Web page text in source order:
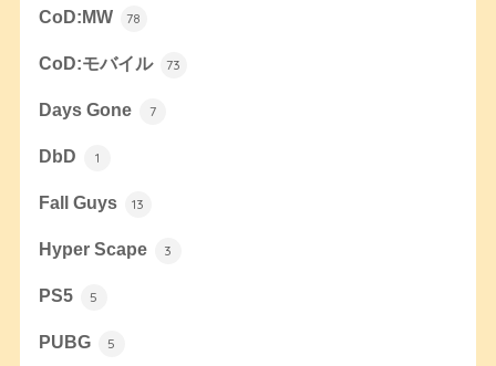
CoD:MW 78
CoD:モバイル 73
Days Gone 7
DbD 1
Fall Guys 13
Hyper Scape 3
PS5 5
PUBG 5